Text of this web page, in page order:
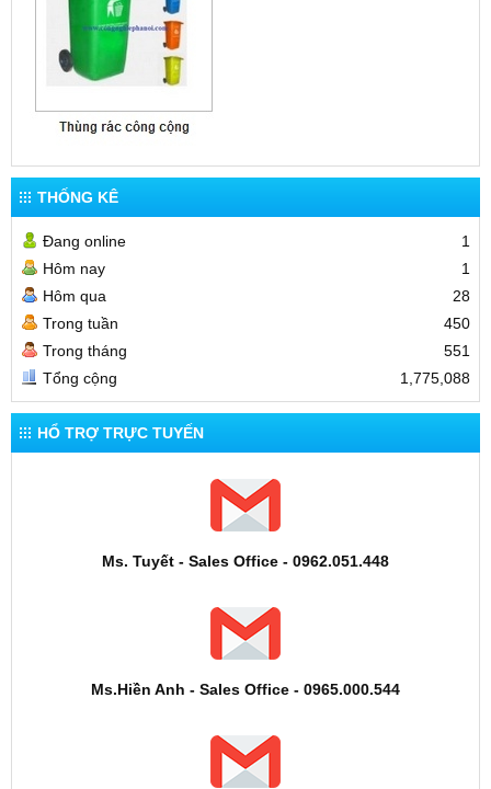
THỐNG KÊ
Đang online
1
Hôm nay
1
Hôm qua
28
Trong tuần
450
Trong tháng
551
Tổng cộng
1,775,088
HỔ TRỢ TRỰC TUYẾN
Ms. Tuyết - Sales Office - 0962.051.448
Ms.Hiền Anh - Sales Office - 0965.000.544